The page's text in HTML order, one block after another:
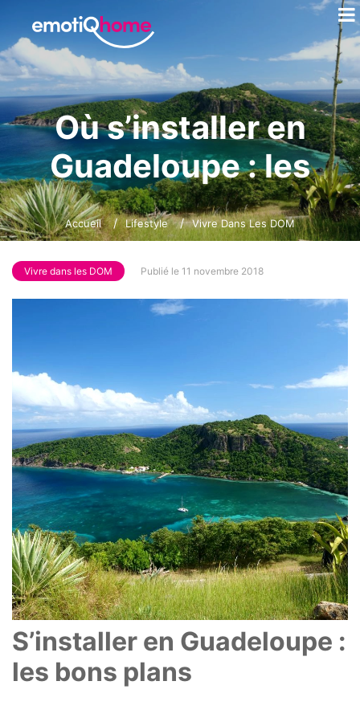
Où s’installer en
Guadeloupe : les
meilleurs plans
Accueil Lifestyle Vivre Dans Les DOM
Vivre dans les DOM Publié le 11 novembre 2018
S’installer en Guadeloupe :
les bons plans